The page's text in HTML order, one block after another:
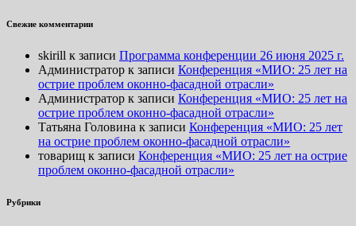
Свежие комментарии
skirill к записи Программа конференции 26 июня 2025 г.
Администратор к записи Конференция «МИО: 25 лет на
острие проблем оконно-фасадной отрасли»
Администратор к записи Конференция «МИО: 25 лет на
острие проблем оконно-фасадной отрасли»
Татьяна Головина к записи Конференция «МИО: 25 лет
на острие проблем оконно-фасадной отрасли»
товарищ к записи Конференция «МИО: 25 лет на острие
проблем оконно-фасадной отрасли»
Рубрики